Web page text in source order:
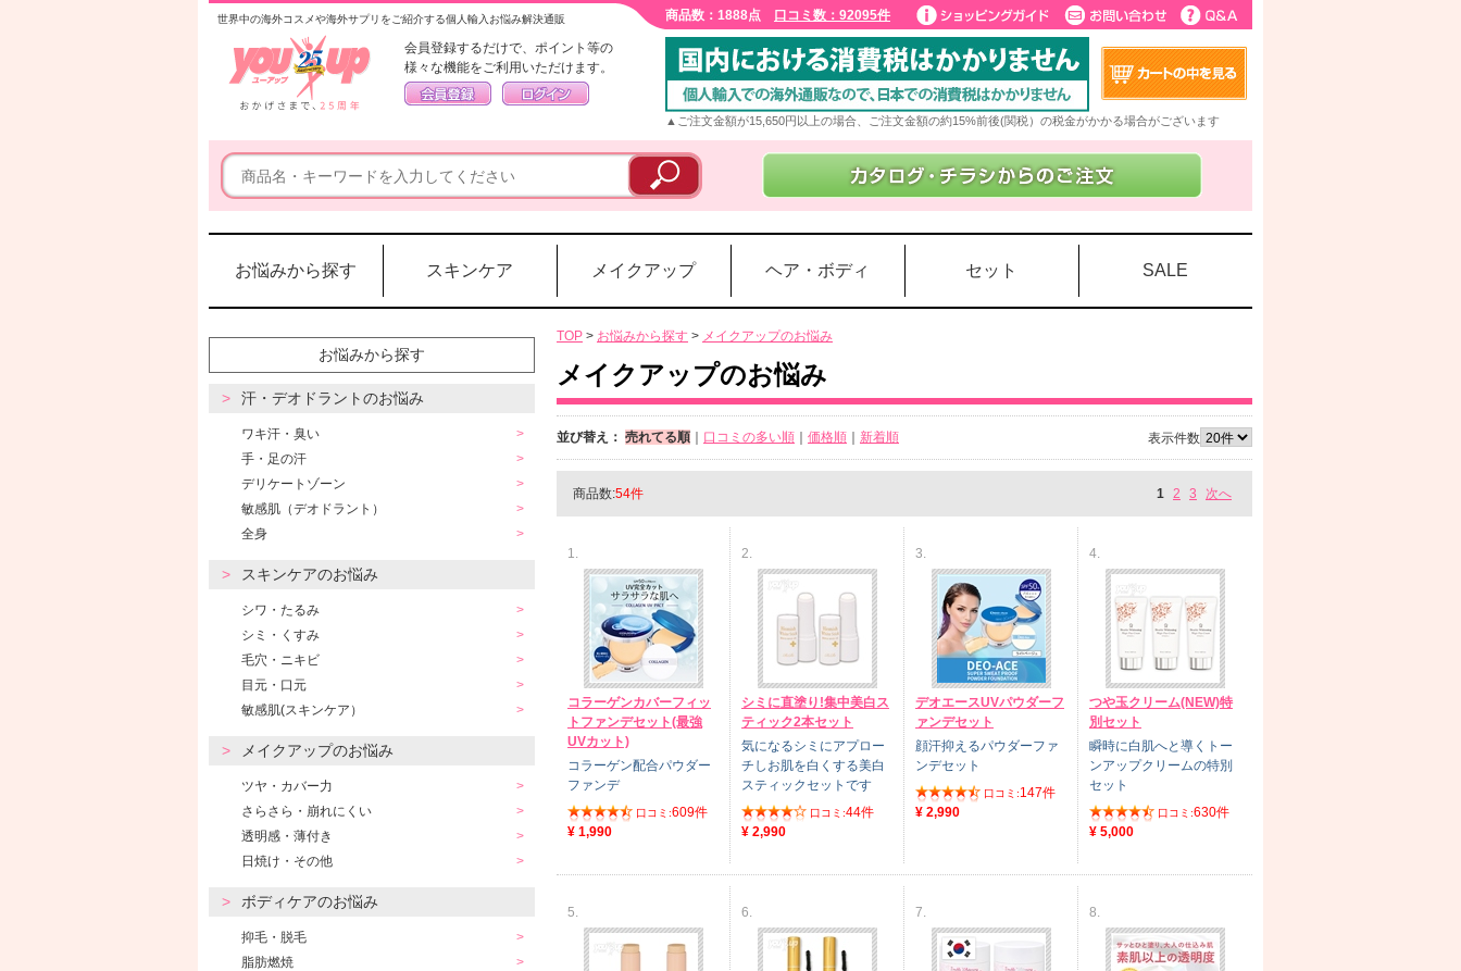
世界中の海外コスメや海外サプリをご紹介する個人輸入お悩み解決通販 商品数：1888点 口コミ数：92095件
会員登録するだけで、ポイント等の
様々な機能をご利用いただけます。
▲ご注文金額が15,650円以上の場合、ご注文金額の約15%前後(関税）の税金がかかる場合がございます
お悩みから探す スキンケア メイクアップ ヘア・ボディ セット SALE
お悩みから探す
汗・デオドラントのお悩み
ワキ汗・臭い
手・足の汗
デリケートゾーン
敏感肌（デオドラント）
全身
スキンケアのお悩み
シワ・たるみ
シミ・くすみ
毛穴・ニキビ
目元・口元
敏感肌(スキンケア）
メイクアップのお悩み
ツヤ・カバー力
さらさら・崩れにくい
透明感・薄付き
日焼け・その他
ボディケアのお悩み
抑毛・脱毛
脂肪燃焼
TOP > お悩みから探す > メイクアップのお悩み
メイクアップのお悩み
並び替え： 売れてる順 口コミの多い順 価格順 新着順 表示件数
商品数:54件 1 2 3 次へ
1.
コラーゲンカバーフィッ
トファンデセット(最強
UVカット)
コラーゲン配合パウダー
ファンデ
口コミ:609件
¥ 1,990
2.
シミに直塗り!集中美白ス
ティック2本セット
気になるシミにアプロー
チしお肌を白くする美白
スティックセットです
口コミ:44件
¥ 2,990
3.
デオエースUVパウダーフ
ァンデセット
顔汗抑えるパウダーファ
ンデセット
口コミ:147件
¥ 2,990
4.
つや玉クリーム(NEW)特
別セット
瞬時に白肌へと導くトー
ンアップクリームの特別
セット
口コミ:630件
¥ 5,000
5. 6. 7. 8.